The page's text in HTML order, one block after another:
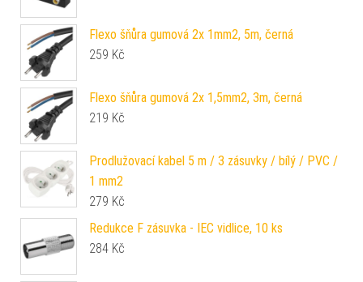
Flexo šňůra gumová 2x 1mm2, 5m, černá
259 Kč
Flexo šňůra gumová 2x 1,5mm2, 3m, černá
219 Kč
Prodlužovací kabel 5 m / 3 zásuvky / bílý / PVC /
1 mm2
279 Kč
Redukce F zásuvka - IEC vidlice, 10 ks
284 Kč